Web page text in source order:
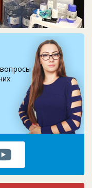
носик, про...
для воды